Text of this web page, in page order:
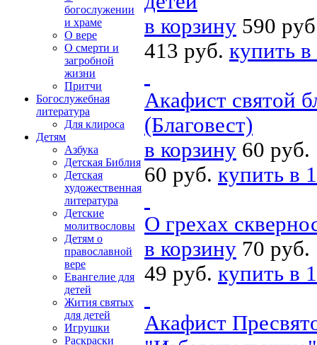
богослужении
и храме
О вере
О смерти и
загробной
жизни
Притчи
Богослужебная
литература
Для клироса
Детям
Азбука
Детская Библия
Детская
художественная
литература
Детские
молитвословы
Детям о
православной
вере
Евангелие для
детей
Жития святых
для детей
Игрушки
Раскраски
в корзину 590
413 руб. купить
Акафист святой
(Благовест)
в корзину 60 руб.
60 руб. купить в
О грехах
в корзину 70 руб.
49 руб. купить в
Акафист